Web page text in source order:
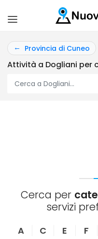
Provincia di Cuneo
Attività a Dogliani per
Cerca per
servizi
A C E F